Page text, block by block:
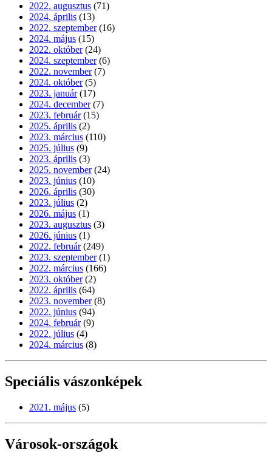
2022. augusztus (71)
2024. április (13)
2022. szeptember (16)
2024. május (15)
2022. október (24)
2024. szeptember (6)
2022. november (7)
2024. október (5)
2023. január (17)
2024. december (7)
2023. február (15)
2025. április (2)
2023. március (110)
2025. július (9)
2023. április (3)
2025. november (24)
2023. június (10)
2026. április (30)
2023. július (2)
2026. május (1)
2023. augusztus (3)
2026. június (1)
2022. február (249)
2023. szeptember (1)
2022. március (166)
2023. október (2)
2022. április (64)
2023. november (8)
2022. június (94)
2024. február (9)
2022. július (4)
2024. március (8)
Speciális vászonképek
2021. május (5)
Városok-országok